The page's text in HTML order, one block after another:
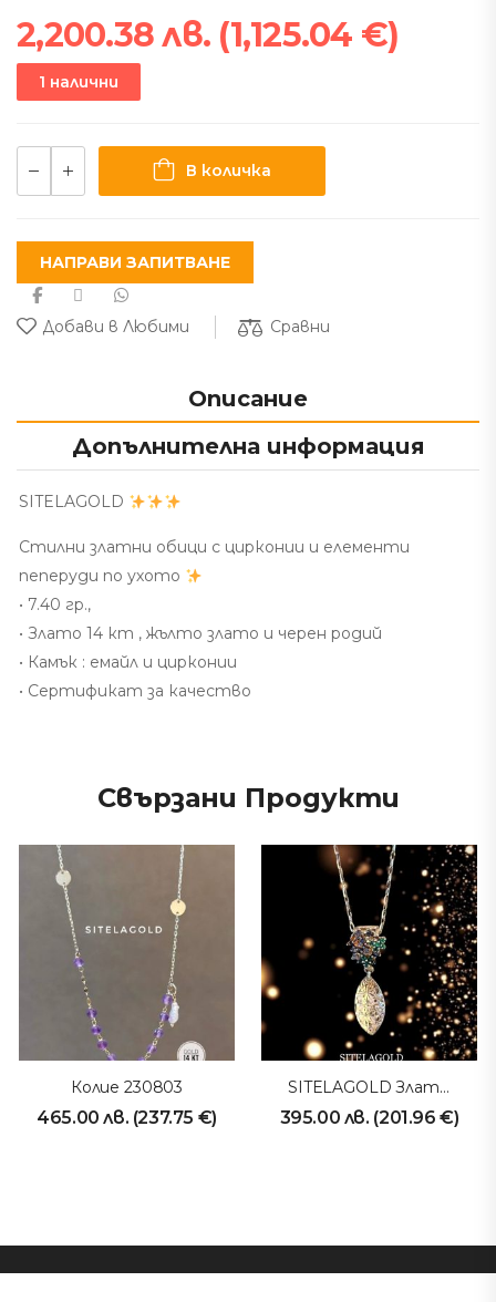
2,200.38лв. (1,125.04 €)
1 налични
В количка
НАПРАВИ ЗАПИТВАНЕ
Добави в Любими Сравни
Описание
Допълнителна информация
SITELAGOLD
Стилни златни обици с цирконии и елементи
пеперуди по ухото
• 7.40 гр.,
• Злато 14 кт , жълто злато и черен родий
• Камък : емайл и цирконии
• Сертификат за качество
Свързани Продукти
Колие 230803
465.00лв. (237.75 €)
SITELAGOLD Златно Колие 231016
395.00 лв. (201.96€)